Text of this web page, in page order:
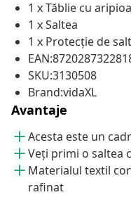
1 x Tăblie cu
1 x Saltea
1 x Protecție de
SKU:3130508
Brand:vidaXL
Avantaje
Acesta este un
Veți primi o saltea
Materialul textil
rafinat